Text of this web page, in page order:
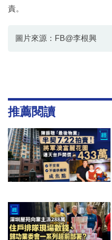
責。
圖片來源：FB@李根興
推薦閱讀